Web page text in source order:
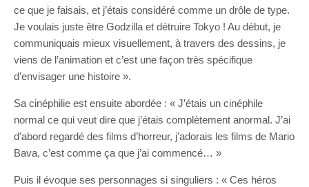
ce que je faisais, et j’étais considéré comme un drôle de type.
Je voulais juste être Godzilla et détruire Tokyo ! Au début, je
communiquais mieux visuellement, à travers des dessins, je
viens de l’animation et c’est une façon très spécifique
d’envisager une histoire ».
Sa cinéphilie est ensuite abordée : « J’étais un cinéphile
normal ce qui veut dire que j’étais complètement anormal. J’ai
d’abord regardé des films d’horreur, j’adorais les films de Mario
Bava, c’est comme ça que j’ai commencé… »
Puis il évoque ses personnages si singuliers : « Ces héros